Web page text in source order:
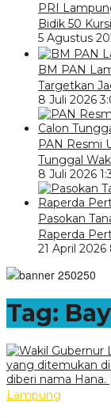
PRI
Bidik 50
5 Agustus
BM PAN
Targetkan
8 Juli 2026
PAN Resmi
Tunggal
8 Juli 2026
Pasokan
Raperda
21 April 2026
Tag:
Lampung